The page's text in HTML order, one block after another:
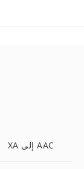
XA إلى AAC